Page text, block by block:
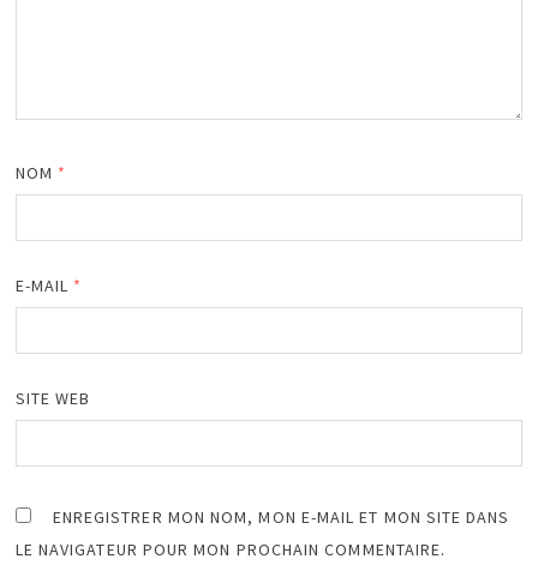
NOM *
E-MAIL *
SITE WEB
ENREGISTRER MON NOM, MON E-MAIL ET MON SITE DANS
LE NAVIGATEUR POUR MON PROCHAIN COMMENTAIRE.